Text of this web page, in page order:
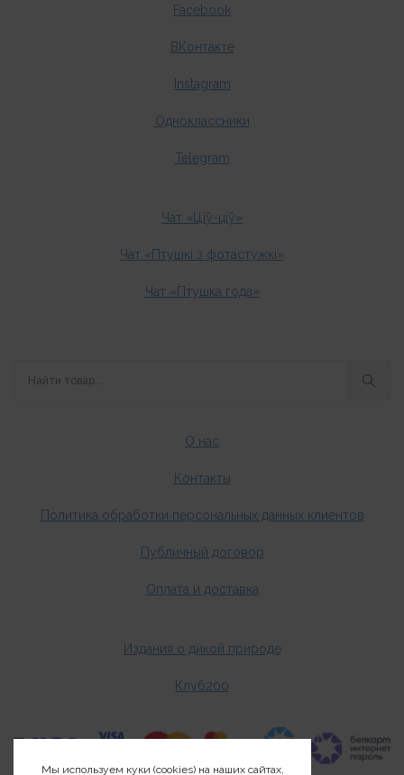
Facebook
ВКонтакте
Instagram
Одноклассники
Telegram
Чат «Ціў-ціў»
Чат «Птушкі з фотастужкі»
Чат «Птушка года»
О нас
Контакты
Политика обработки персональных данных клиентов
Публичный договор
Оплата и доставка
Издания о дикой природе
Клуб200
Мы используем куки (cookies) на наших сайтах,